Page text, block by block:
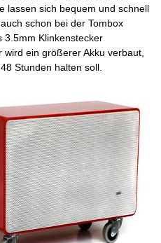
lassen sich bequem und schnell
schon bei der Tombox
3.5mm Klinkenstecker
ein größerer Akku verbaut,
Stunden halten soll.